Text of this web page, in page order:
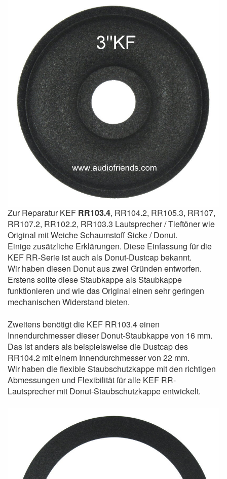
Zur Reparatur KEF RR103.4, RR104.2, RR105.3, RR107,
RR107.2, RR102.2, RR103.3 Lautsprecher / Tieftöner wie
Original mit Weiche Schaumstoff Sicke / Donut.
Einige zusätzliche Erklärungen. Diese Einfassung für die
KEF RR-Serie ist auch als Donut-Dustcap bekannt.
Wir haben diesen Donut aus zwei Gründen entworfen.
Erstens sollte diese Staubkappe als Staubkappe
funktionieren und wie das Original einen sehr geringen
mechanischen Widerstand bieten.
Zweitens benötigt die KEF RR103.4 einen
Innendurchmesser dieser Donut-Staubkappe von 16 mm.
Das ist anders als beispielsweise die Dustcap des
RR104.2 mit einem Innendurchmesser von 22 mm.
Wir haben die flexible Staubschutzkappe mit den richtigen
Abmessungen und Flexibilität für alle KEF RR-
Lautsprecher mit Donut-Staubschutzkappe entwickelt.